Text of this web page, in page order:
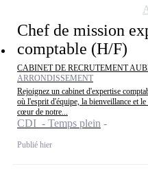
Chef de mission
comptable (H/F)
CABINET DE RECRUTEMENT
ARRONDISSEMENT
Rejoignez un cabinet d'expertise
où l'esprit d'équipe, la bienveillance et
cœur de notre...
CDI - Temps plein
Publié hier